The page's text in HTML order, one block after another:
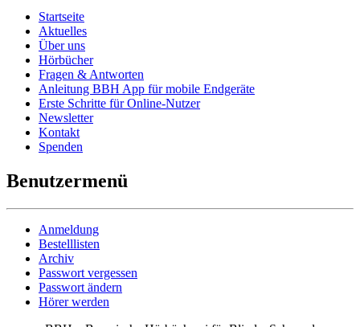
Startseite
Aktuelles
Über uns
Hörbücher
Fragen & Antworten
Anleitung BBH App für mobile Endgeräte
Erste Schritte für Online-Nutzer
Newsletter
Kontakt
Spenden
Benutzermenü
Anmeldung
Bestelllisten
Archiv
Passwort vergessen
Passwort ändern
Hörer werden